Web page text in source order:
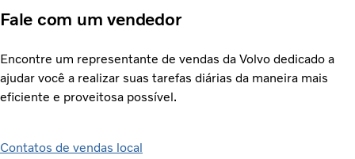
Fale com um vendedor
Encontre um representante de vendas da Volvo dedicado a
ajudar você a realizar suas tarefas diárias da maneira mais
eficiente e proveitosa possível.
Contatos de vendas local